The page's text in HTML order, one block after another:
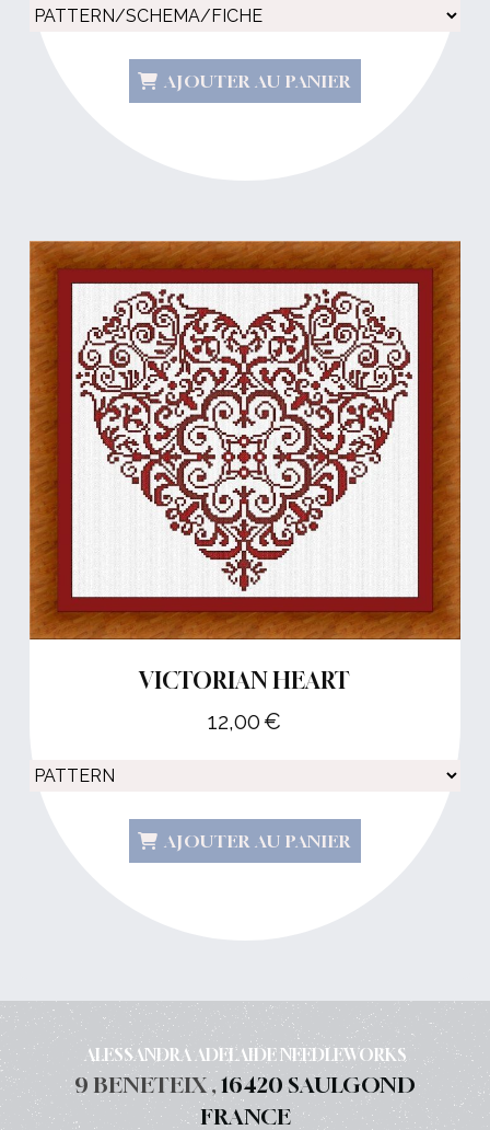
AJOUTER AU PANIER
VICTORIAN HEART
12,00€
AJOUTER AU PANIER
ALESSANDRA ADELAIDE NEEDLEWORKS
9 BENETEIX ,16420 SAULGOND
FRANCE